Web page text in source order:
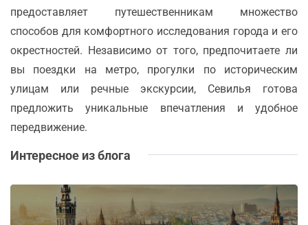
предоставляет путешественникам множество
способов для комфортного исследования города и его
окрестностей. Независимо от того, предпочитаете ли
вы поездки на метро, прогулки по историческим
улицам или речные экскурсии, Севилья готова
предложить уникальные впечатления и удобное
передвижение.
Интересное из блога